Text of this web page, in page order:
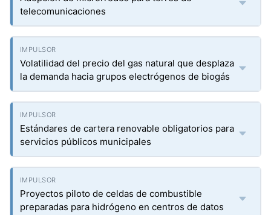
telecomunicaciones
Volatilidad del precio del gas natural que desplaza
la demanda hacia grupos electrógenos de biogás
Estándares de cartera renovable obligatorios para
servicios públicos municipales
Proyectos piloto de celdas de combustible
preparadas para hidrógeno en centros de datos